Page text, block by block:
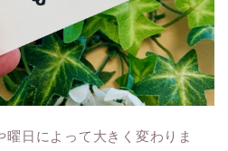
日によって大きく変わりま